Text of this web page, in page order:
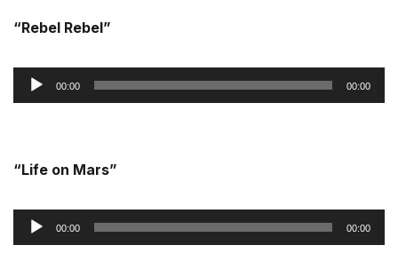
“Rebel Rebel”
Reprodutor
de
00:00 00:00
“Life on Mars”
Reprodutor
de
00:00 00:00